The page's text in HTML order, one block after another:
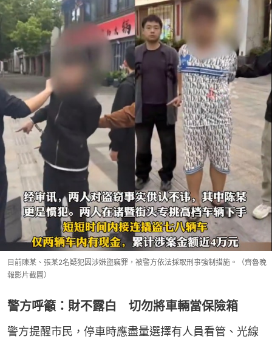
目前陳某、張某2名疑犯因涉嫌盜竊罪，被警方依法採取刑事強制措施。（齊魯晚
報影片截圖）
警方呼籲：財不露白 切勿將車輛當保險箱
警方提醒市民，停車時應盡量選擇有人員看管、光線